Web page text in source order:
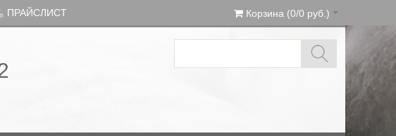
ПРАЙСЛИСТ Корзина (0/0 руб.)